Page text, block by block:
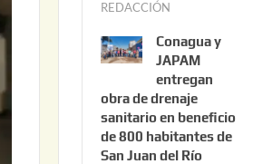
0
2
6
REDACCIÓN
n
i
o
3
0
Conagua y
JAPAM
entregan
obra de drenaje
sanitario en beneficio
de 800 habitantes de
San Juan del Río